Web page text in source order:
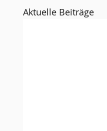
Aktuelle Beiträge